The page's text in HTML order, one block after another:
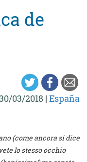
de
03/2018 | España
(come ancora si dice
lo stesso occhio